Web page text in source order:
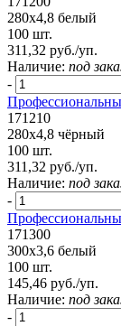
280x4,8 белый
100 шт.
311,32 руб./уп.
Наличие: под
-
171210
280х4,8 чёрный
100 шт.
311,32 руб./уп.
Наличие: под
-
171300
300х3,6 белый
100 шт.
145,46 руб./уп.
Наличие: под
-